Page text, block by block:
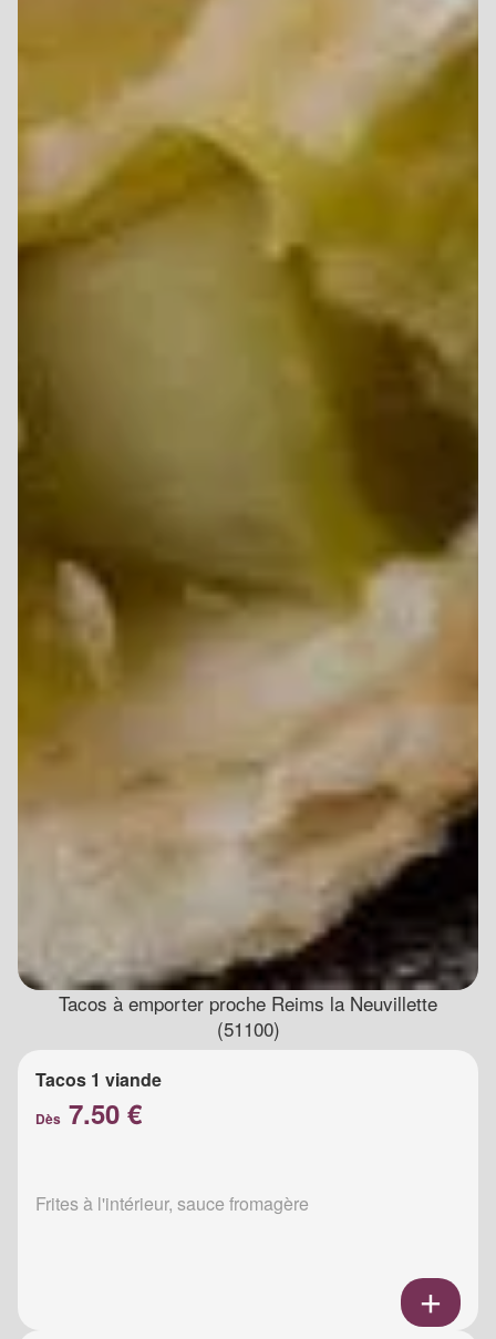
Tacos à emporter proche Reims la Neuvillette
(51100)
Tacos 1 viande
Dès 7.50 €
Frites à l'intérieur, sauce fromagère